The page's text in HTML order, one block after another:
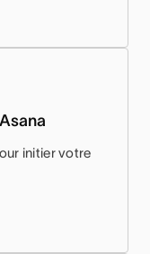
initier votre